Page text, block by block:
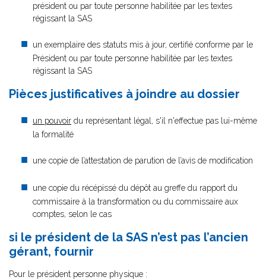
président ou par toute personne habilitée par les textes
régissant la SAS
un exemplaire des statuts mis à jour, certifié conforme par le
Président ou par toute personne habilitée par les textes
régissant la SAS
Pièces justificatives à joindre au dossier
un pouvoir du représentant légal, s'il n'effectue pas lui-même
la formalité
une copie de l’attestation de parution de l’avis de modification
une copie du récépissé du dépôt au greffe du rapport du
commissaire à la transformation ou du commissaire aux
comptes, selon le cas
si le président de la SAS n’est pas l’ancien
gérant, fournir
Pour le président personne physique :